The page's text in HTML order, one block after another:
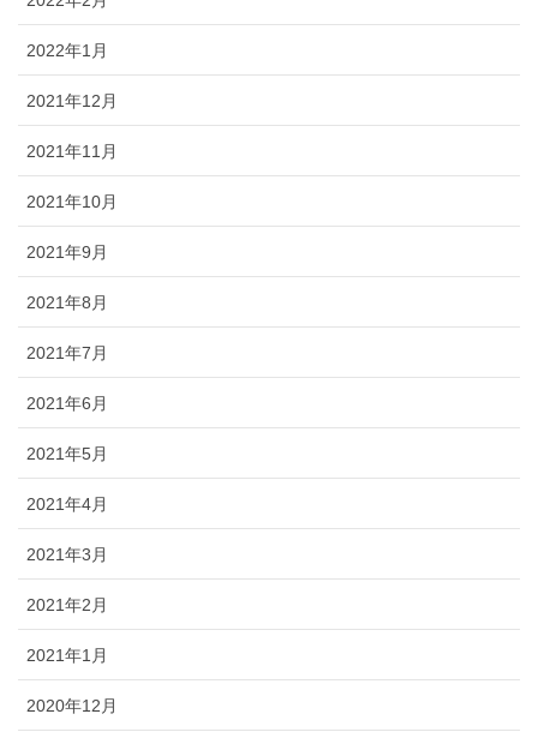
2022年1月
2021年12月
2021年11月
2021年10月
2021年9月
2021年8月
2021年7月
2021年6月
2021年5月
2021年4月
2021年3月
2021年2月
2021年1月
2020年12月